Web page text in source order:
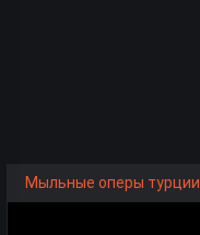
Мыльные оперы турции